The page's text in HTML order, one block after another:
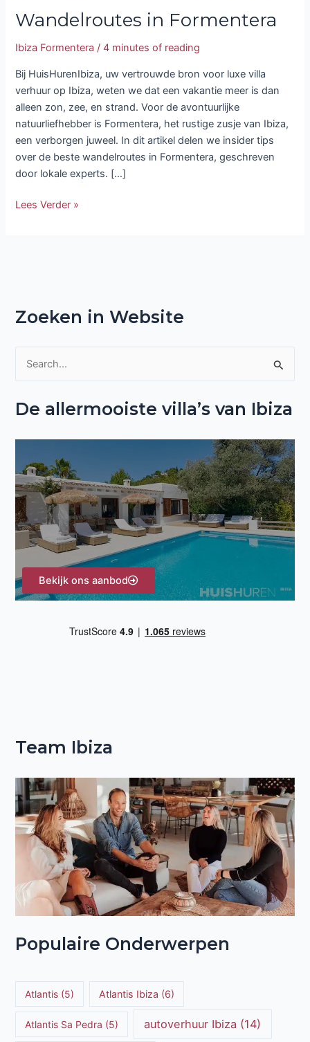
Wandelroutes in Formentera
Ibiza Formentera /4 minutes of reading
Bij HuisHurenIbiza, uw vertrouwde bron voor luxe villa
verhuur op Ibiza, weten we dat een vakantie meer is dan
alleen zon, zee, en strand. Voor de avontuurlijke
natuurliefhebber is Formentera, het rustige zusje van Ibiza,
een verborgen juweel. In dit artikel delen we insider tips
over de beste wandelroutes in Formentera, geschreven
door lokale experts. […]
Lees Verder »
Zoeken in Website
e
a
r
:
De allermooiste villa’s van Ibiza
Bekijk ons aanbod
Team Ibiza
Populaire Onderwerpen
Atlantis (5) Atlantis Ibiza (6)
Atlantis Sa Pedra (5) autoverhuur Ibiza (14)